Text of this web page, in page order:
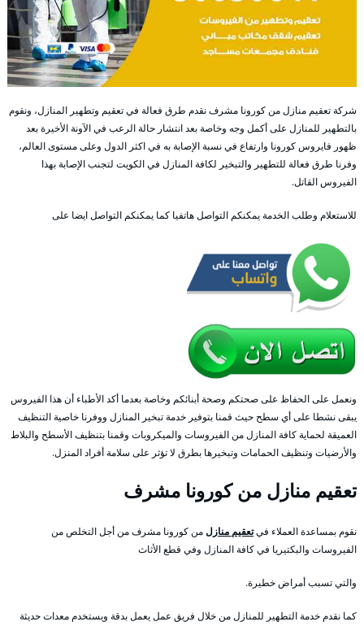
شركة تعقيم منازل من كورونا مشرف نقدم طرق فعالة في تعقيم وتطهير المنازل، ونقوم
بالتطهير للمنازل على أكمل وجه وخاصة بعد انتشار حالة الرعب في الآونة الأخيرة بعد
ظهور فايروس كورونا وارتفاع في نسبة الإصابة به في اكثر الدول وعلى مستوى العالم،
وفرنا طرق فعالة للتطهير والتبخير لكافة المنازل في الكويت لتجنب الإصابة بهذا
الفيروس القاتل.
للاستعلام وطلب الخدمة يمكنكم التواصل هاتفيا كما يمكنكم التواصل ايضا على
ونعمل على الحفاظ على صحتكم وصحة أبنائكم وخاصة بعدما أكد الأطباء أن هذا الفيروس
يبقى نشطا على أي سطح حيث قمنا بتوفير خدمة تبخير المنازل ووفرنا خاصية التنظيف
العميقة لحماية كافة المنازل من الفيروسات والميكروبات وقمنا بتنظيف الأسطح والبلاط
والأرضيات وتنظيف الحمامات وتبخيرها بطرق لا تؤثر على سلامة أفراد المنزل.
تعقيم منازل من كورونا مشرف
نقوم بمساعدة العملاء فيتعقيم منازلمن كورونا مشرف من أجل التخلص من
الفيروسات والبكتيريا في كافة المنازل وفي قطع الأثاث
والتي تسبب أمراض خطيرة.
كما نقدم خدمة التطهير للمنازل من خلال فريق عمل يعمل بدقة ويستخدم معدات حديثة